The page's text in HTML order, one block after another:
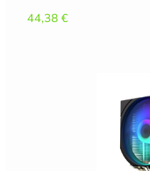
44,38 €